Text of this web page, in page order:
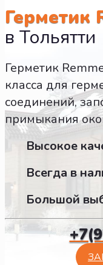
Герметик
в Тольятти
Герметик
класса для
соединений,
примыкания
Высокое
Всегда в
Большой